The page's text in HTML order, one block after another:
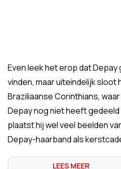
Even leek het erop dat Depay
vinden, maar uiteindelijk sloot
Braziliaanse Corinthians,
Depay nog niet heeft
plaatst hij wel veel beelden
Depay-haarband als